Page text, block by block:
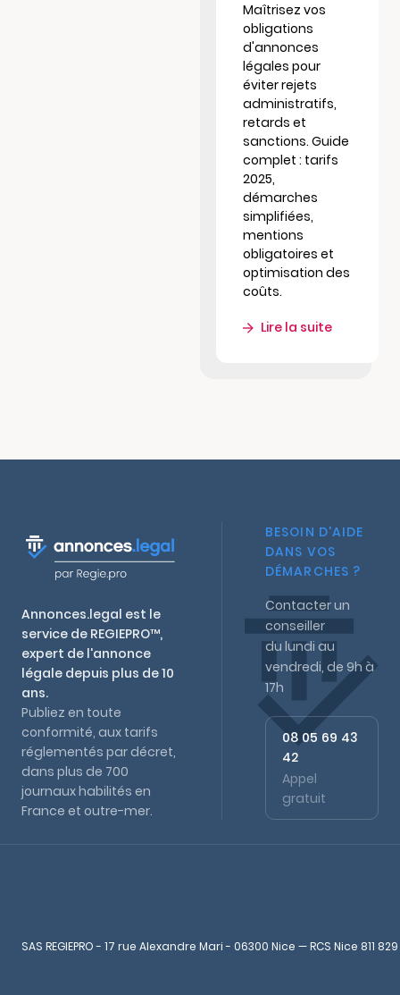
Maîtrisez vos
obligations
d'annonces
légales pour
éviter rejets
administratifs,
retards et
sanctions. Guide
complet : tarifs
2025,
démarches
simplifiées,
mentions
obligatoires et
optimisation des
coûts.
Lire la suite
Annonces.legal est le
service de REGIEPRO™,
expert de l'annonce
légale depuis plus de 10
ans.
Publiez en toute
conformité, aux tarifs
réglementés par décret,
dans plus de 700
journaux habilités en
France et outre-mer.
BESOIN D'AIDE
DANS VOS
DÉMARCHES ?
Contacter un
conseiller
du lundi au
vendredi, de 9h à
17h
08 05 69 43
42
Appel
gratuit
SAS REGIEPRO - 17 rue Alexandre Mari - 06300 Nice — RCS Nice 811